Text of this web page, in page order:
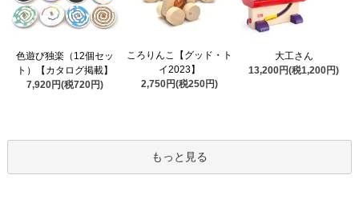
色遊び独楽（12個セッ
ト）【カタログ掲載】
7,920円(税720円)
ころりんこ【グッド・ト
イ2023】
2,750円(税250円)
大工さん
13,200円(税1,200円)
もっと見る